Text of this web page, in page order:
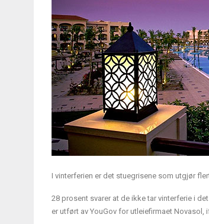
I vinterferien er det stuegrisene som utgjør
28 prosent svarer at de ikke tar vinterferie i
er utført av YouGov for utleiefirmaet